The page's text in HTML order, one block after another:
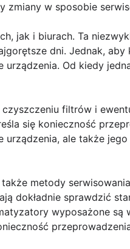
zmiany w sposobie
jak i biurach. Ta
dni. Jednak, aby
Od kiedy
filtrów i
się konieczność
ale także
metody
dokładnie sprawdzić
wyposażone są